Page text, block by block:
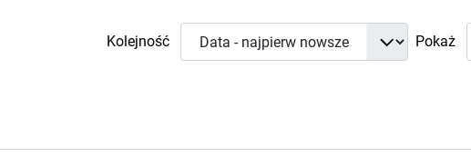
Kolejność Pokaż